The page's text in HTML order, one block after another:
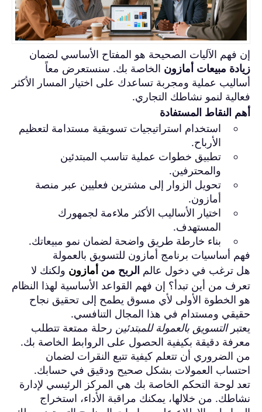
إن فهم الآليات الصحيحة هو المفتاح الأساسي لضمان
زيادة مبيعات أمازون الخاصة بك. سنستعرض معاً
أساليب عملية ومجربة تساعدك على اختيار المسار الأكثر
فعالية لنمو نشاطك التجاري.
أهم النقاط المستفادة
استخدام استراتيجيات تسويقية مستدامة لتعظيم
الأرباح.
تطبيق خطوات عملية تناسب المبتدئين
والمحترفين.
تحويل الزوار إلى مشترين فعليين عبر منصة
أمازون.
اختيار الأساليب الأكثر ملاءمة لجمهورك
المستهدف.
بناء خارطة طريق واضحة لضمان نمو مبيعاتك.
فهم أساسيات برنامج أمازون للتسويق بالعمولة
هل ترغب في دخول عالم الربح من أمازون ولكنك لا
تعرف من أين تبدأ؟ إن فهم القواعد الأساسية لهذا النظام
هو الخطوة الأولى لأي مسوق يطمح إلى تحقيق نجاح
حقيقي ومستدام في هذا المجال التنافسي.
يعتبرالتسويق بالعمولة للمبتدئين رحلة ممتعة تتطلب
معرفة دقيقة بكيفية الحصول على الروابط الخاصة بك.
من الضروري أن تتعلم كيفية تتبع النقرات لضمان
احتساب العمولات بشكل صحيح ودقيق في حسابك.
تعد لوحة التحكم الخاصة بك هي المركز الرئيسي لإدارة
نشاطك. من خلالها، يمكنك مراقبة الأداء، استخراج